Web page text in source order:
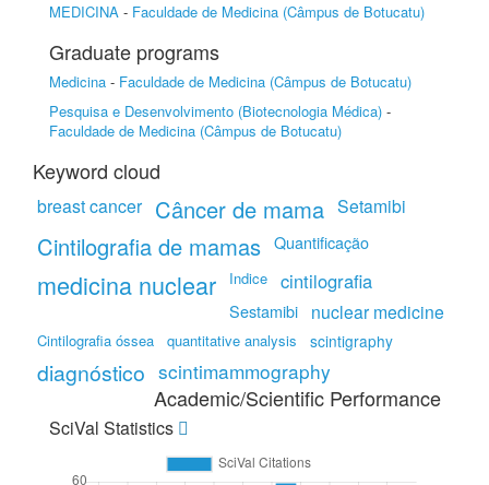
MEDICINA - Faculdade de Medicina (Câmpus de Botucatu)
Graduate programs
Medicina - Faculdade de Medicina (Câmpus de Botucatu)
Pesquisa e Desenvolvimento (Biotecnologia Médica) -
Faculdade de Medicina (Câmpus de Botucatu)
Keyword cloud
breast cancer Câncer de mama Setamibi
Cintilografia de mamas Quantificação
medicina nuclear Indice cintilografia
Sestamibi nuclear medicine
Cintilografia óssea quantitative analysis scintigraphy
diagnóstico scintimammography
Academic/Scientific Performance
SciVal Statistics